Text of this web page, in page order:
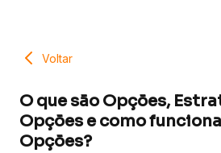
Voltar
O que são Opções,
Opções e como
Opções?